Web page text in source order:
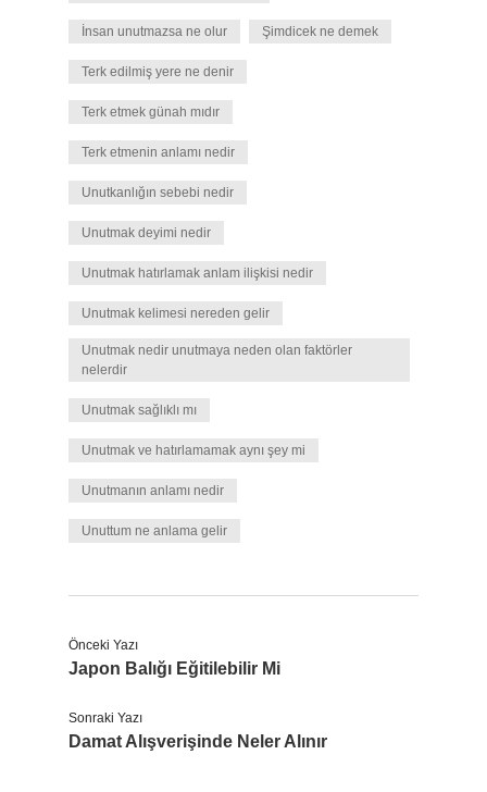
İnsan unutmazsa ne olur Şimdicek ne demek
Terk edilmiş yere ne denir
Terk etmek günah mıdır
Terk etmenin anlamı nedir
Unutkanlığın sebebi nedir
Unutmak deyimi nedir
Unutmak hatırlamak anlam ilişkisi nedir
Unutmak kelimesi nereden gelir
Unutmak nedir unutmaya neden olan faktörler
nelerdir
Unutmak sağlıklı mı
Unutmak ve hatırlamamak aynı şey mi
Unutmanın anlamı nedir
Unuttum ne anlama gelir
Önceki Yazı
Japon Balığı Eğitilebilir Mi
Sonraki Yazı
Damat Alışverişinde Neler Alınır